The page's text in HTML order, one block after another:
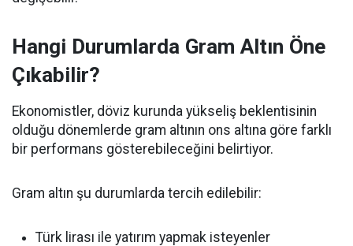
Hangi Durumlarda Gram Altın Öne
Çıkabilir?
Ekonomistler, döviz kurunda yükseliş beklentisinin
olduğu dönemlerde gram altının ons altına göre farklı
bir performans gösterebileceğini belirtiyor.
Gram altın şu durumlarda tercih edilebilir:
Türk lirası ile yatırım yapmak isteyenler